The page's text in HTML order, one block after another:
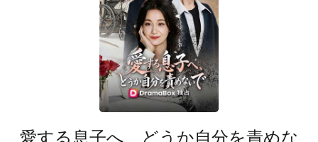
愛する息子へ、どうか自分を責めな